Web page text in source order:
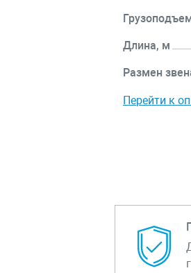
Длина, м
Размен
Перейти к